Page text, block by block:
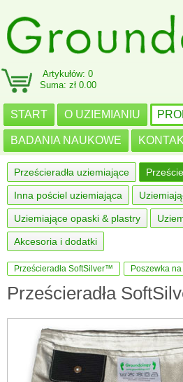
Artykułów: 0
Suma: zł 0.00
START O UZIEMIANIU
BADANIA NAUKOWE
Prześcieradła uziemiające
Inna pościel uziemiająca
Uziemiające opaski & plastry
Akcesoria i dodatki
Prześcieradła SoftSilver™ Poszewka
Prześcieradła